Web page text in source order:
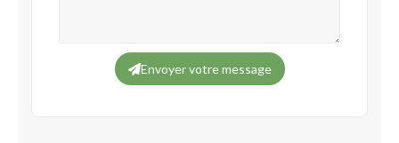
Envoyer votre message